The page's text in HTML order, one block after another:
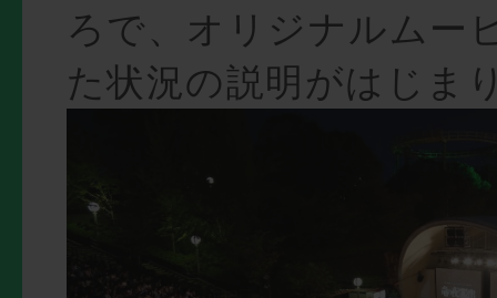
ろで、オリジナルムー
た状況の説明がはじま